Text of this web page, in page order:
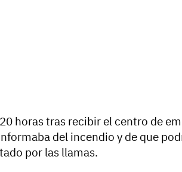
horas tras recibir el centro de
del incendio y de que
por las llamas.